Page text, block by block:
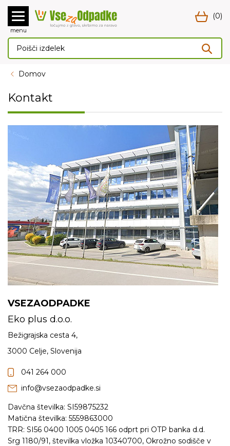
menu
(0)
Domov
Kontakt
VSEZAODPADKE
Eko plus d.o.o.
Bežigrajska cesta 4,
3000 Celje, Slovenija
041 264 000
info@vsezaodpadke.si
Davčna številka: SI59875232
Matična številka: 5559863000
TRR: SI56 0400 1005 0405 166 odprt pri OTP banka d.d.
Srg 1180/91, številka vložka 10340700, Okrožno sodišče v